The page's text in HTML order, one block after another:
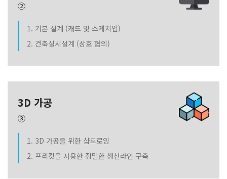
②
1. 기본 설계 (캐드 및 스케치업)
2. 건축실시설계 (상호 협의)
3D 가공
③
1. 3D 가공을 위한 샵드로잉
2. 프리컷을 사용한 정밀한 생산라인 구축